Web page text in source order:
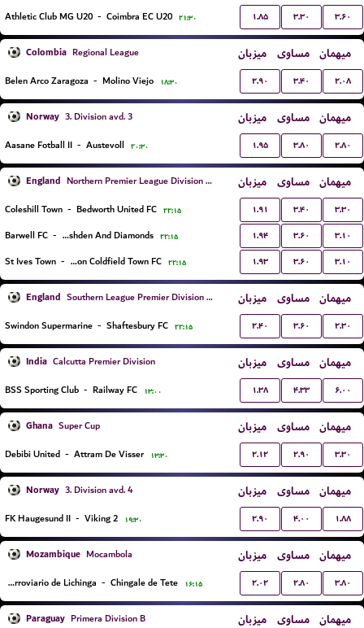
Athletic Club MG U20 - Coimbra EC U20 ۲۱:۳۰ ۱.۸۵ ۳.۳۰ ۳.۶۰
Colombia Regional League میزبان مساوی میهمان
Belen Arco Zaragoza - Molino Viejo ۱۸:۳۰ ۲.۹۰ ۳.۴۰ ۲.۰۸
Norway 3. Division avd. 3 میزبان مساوی میهمان
Aasane Fotball II - Austevoll ۲۰:۳۰ ۱.۹۵ ۳.۸۰ ۲.۸۰
England Northern Premier League Division One Midlands میزبان مساوی میهمان
Coleshill Town - Bedworth United FC ۲۲:۱۵ ۱.۹۱ ۳.۴۰ ۳.۳۰
Barwell FC - AFC Rushden And Diamonds ۲۲:۱۵ ۱.۹۴ ۳.۶۰ ۳.۱۰
St Ives Town - Sutton Coldfield Town FC ۲۲:۱۵ ۱.۹۳ ۳.۶۰ ۳.۱۰
England Southern League Premier Division South میزبان مساوی میهمان
Swindon Supermarine - Shaftesbury FC ۲۲:۱۵ ۲.۴۰ ۳.۶۰ ۲.۳۰
India Calcutta Premier Division میزبان مساوی میهمان
BSS Sporting Club - Railway FC ۱۳:۰۰ ۱.۳۸ ۴.۳۳ ۶.۰۰
Ghana Super Cup میزبان مساوی میهمان
Debibi United - Attram De Visser ۱۳:۳۰ ۲.۱۲ ۲.۹۰ ۳.۳۰
Norway 3. Division avd. 4 میزبان مساوی میهمان
FK Haugesund II - Viking 2 ۱۹:۳۰ ۲.۹۰ ۴.۰۰ ۱.۸۸
Mozambique Mocambola میزبان مساوی میهمان
Ferroviario de Lichinga - Chingale de Tete ۱۶:۱۵ ۲.۰۲ ۲.۸۰ ۳.۸۰
Paraguay Primera Division B میزبان مساوی میهمان